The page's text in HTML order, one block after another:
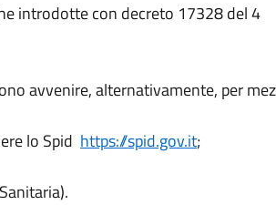
introdotte con decreto 17328 del 4
avvenire, alternativamente, per
lo Spid https://spid.gov.it;